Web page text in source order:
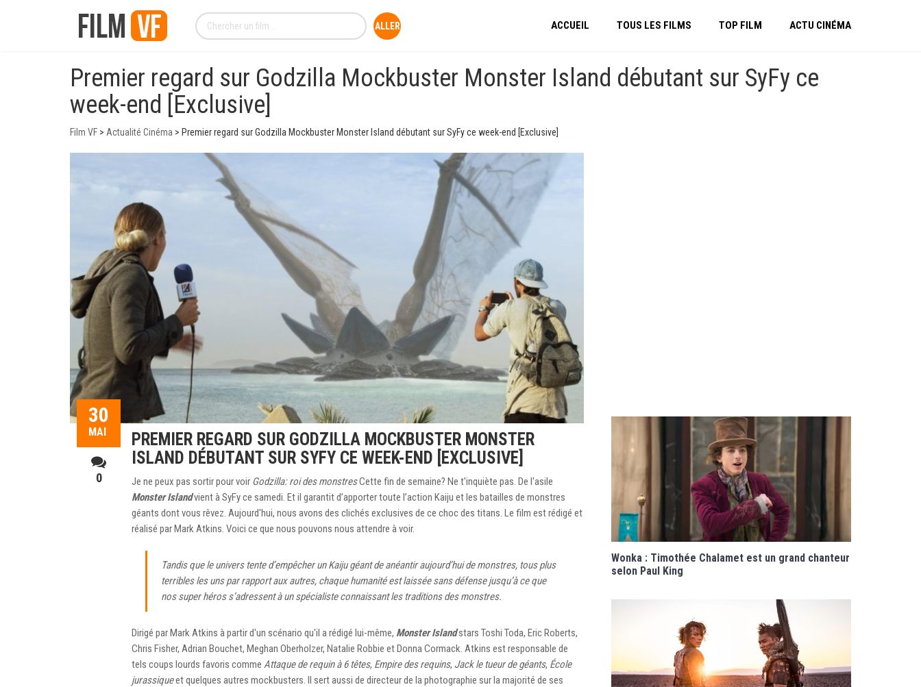
ACCUEIL TOUS LES FILMS TOP FILM ACTU CINÉMA
Premier regard sur Godzilla Mockbuster Monster Island débutant sur SyFy ce
week-end [Exclusive]
Film VF > Actualité Cinéma > Premier regard sur Godzilla Mockbuster Monster Island débutant sur SyFy ce week-end [Exclusive]
30
MAI
0
PREMIER REGARD SUR GODZILLA MOCKBUSTER MONSTER
ISLAND DÉBUTANT SUR SYFY CE WEEK-END [EXCLUSIVE]
Je ne peux pas sortir pour voir Godzilla: roi des monstresCette fin de semaine? Ne t'inquiète pas. De l'asile
Monster Islandvient à SyFy ce samedi. Et il garantit d’apporter toute l’action Kaiju et les batailles de monstres
géants dont vous rêvez. Aujourd'hui, nous avons des clichés exclusives de ce choc des titans. Le film est rédigé et
réalisé par Mark Atkins. Voici ce que nous pouvons nous attendre à voir.
Tandis que le univers tente d’empêcher un Kaiju géant de anéantir aujourd’hui de monstres, tous plus
terribles les uns par rapport aux autres, chaque humanité est laissée sans défense jusqu’à ce que
nos super héros s’adressent à un spécialiste connaissant les traditions des monstres.
Dirigé par Mark Atkins à partir d'un scénario qu'il a rédigé lui-même, Monster Islandstars Toshi Toda, Eric Roberts,
Chris Fisher, Adrian Bouchet, Meghan Oberholzer, Natalie Robbie et Donna Cormack. Atkins est responsable de
tels coups lourds favoris comme Attaque de requin à 6 têtes, Empire des requins, Jack le tueur de géants, École
jurassiqueet quelques autres mockbusters. Il sert aussi de directeur de la photographie sur la majorité de ses
Wonka : Timothée Chalamet est un grand chanteur
selon Paul King